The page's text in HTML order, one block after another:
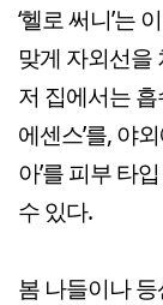
‘헬로 써니’는
맞게 자외선을
저 집에서는
에센스’를, 야
아’를 피부 타
수 있다.
봄 나들이나